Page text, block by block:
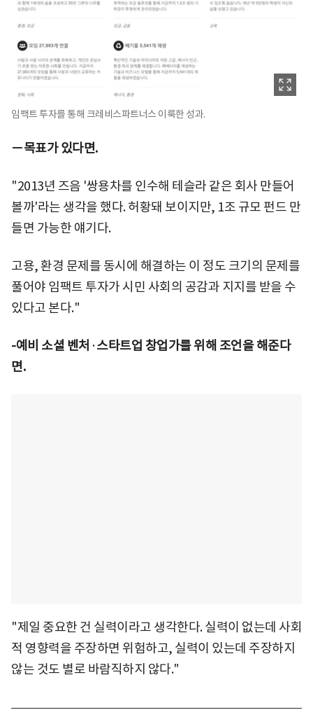
임팩트 투자를 통해 크레비스파트너스 이룩한 성과.
－목표가 있다면.
"2013년 즈음 '쌍용차를 인수해 테슬라 같은 회사 만들어
볼까'라는 생각을 했다. 허황돼 보이지만, 1조 규모 펀드 만
들면 가능한 얘기다.
고용, 환경 문제를 동시에 해결하는 이 정도 크기의 문제를
풀어야 임팩트 투자가 시민 사회의 공감과 지지를 받을 수
있다고 본다."
-예비 소셜 벤처 ·스타트업 창업가를 위해 조언을 해준다
면.
"제일 중요한 건 실력이라고 생각한다. 실력이 없는데 사회
적 영향력을 주장하면 위험하고, 실력이 있는데 주장하지
않는 것도 별로 바람직하지 않다."